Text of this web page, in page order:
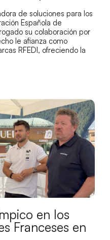
de soluciones para los
Española de
su colaboración por
le afianza como
RFEDI, ofreciendo la
en los
Franceses en